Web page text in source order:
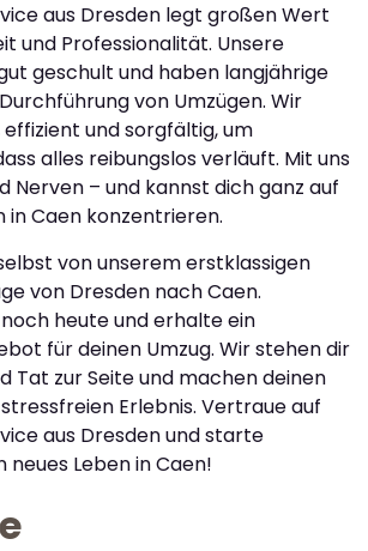
aus Dresden legt großen Wert
und Professionalität. Unsere
geschult und haben langjährige
von Umzügen. Wir
und sorgfältig, um
alles reibungslos verläuft. Mit uns
Nerven – und kannst dich ganz auf
in Caen konzentrieren.
von unserem erstklassigen
von Dresden nach Caen.
noch heute und erhalte ein
für deinen Umzug. Wir stehen dir
Tat zur Seite und machen deinen
Erlebnis. Vertraue auf
aus Dresden und starte
Leben in Caen!